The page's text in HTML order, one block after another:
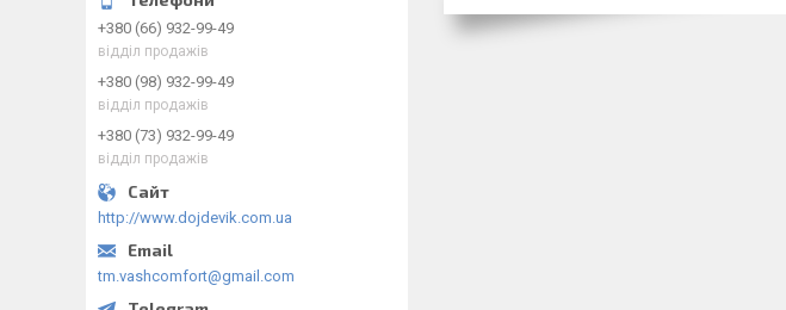
+380 (66) 932-99-49
відділ продажів
+380 (98) 932-99-49
відділ продажів
+380 (73) 932-99-49
відділ продажів
http://www.dojdevik.com.ua
tm.vashcomfort@gmail.com